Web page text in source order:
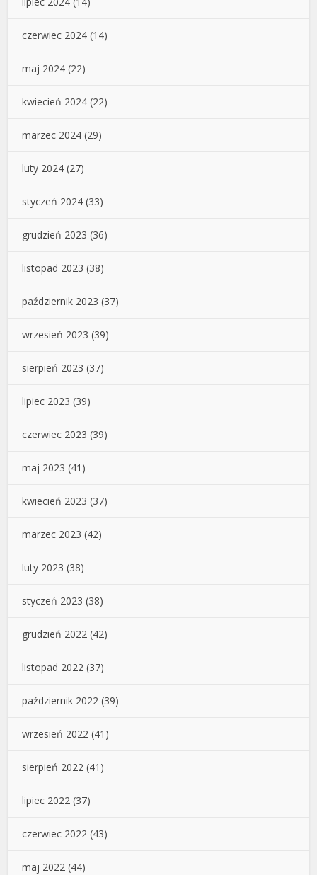
czerwiec 2024 (14)
maj 2024 (22)
kwiecień 2024 (22)
marzec 2024 (29)
luty 2024 (27)
styczeń 2024 (33)
grudzień 2023 (36)
listopad 2023 (38)
październik 2023 (37)
wrzesień 2023 (39)
sierpień 2023 (37)
lipiec 2023 (39)
czerwiec 2023 (39)
maj 2023 (41)
kwiecień 2023 (37)
marzec 2023 (42)
luty 2023 (38)
styczeń 2023 (38)
grudzień 2022 (42)
listopad 2022 (37)
październik 2022 (39)
wrzesień 2022 (41)
sierpień 2022 (41)
lipiec 2022 (37)
czerwiec 2022 (43)
maj 2022 (44)